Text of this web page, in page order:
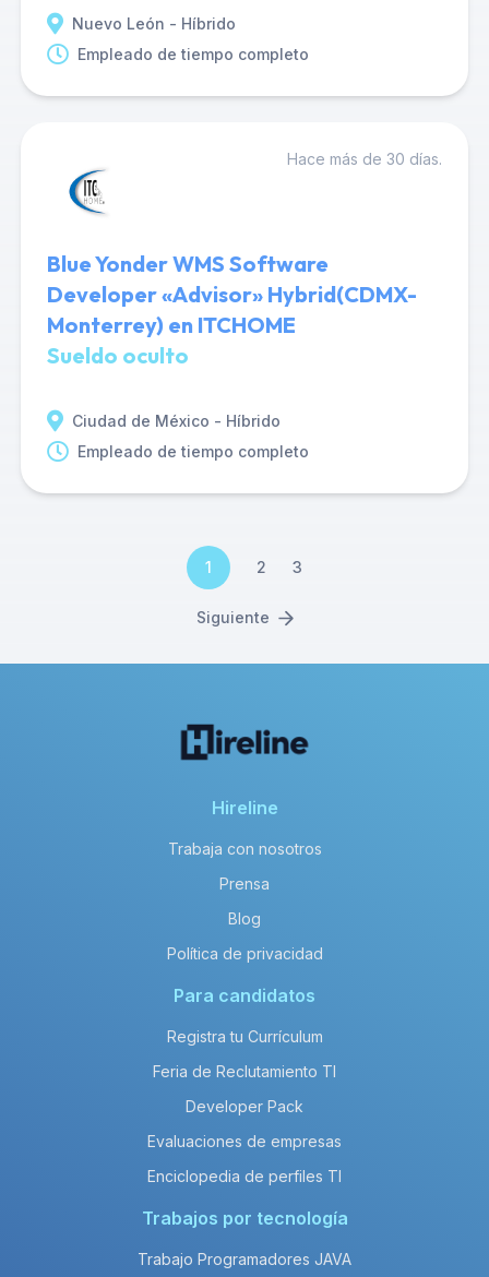
Nuevo León - Híbrido
Empleado de tiempo completo
Hace más de 30 días.
Blue Yonder WMS Software
Developer «Advisor» Hybrid(CDMX-
Monterrey) en ITCHOME
Sueldo oculto
Ciudad de México - Híbrido
Empleado de tiempo completo
1 2 3
Siguiente
Hireline
Trabaja con nosotros
Prensa
Blog
Política de privacidad
Para candidatos
Registra tu Currículum
Feria de Reclutamiento TI
Developer Pack
Evaluaciones de empresas
Enciclopedia de perfiles TI
Trabajos por tecnología
Trabajo Programadores JAVA